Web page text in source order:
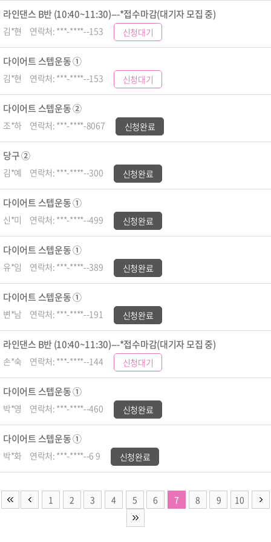
라인댄스 B반 (10:40~11:30)---*접수마감(대기자 모집 중)
김*현 연락처: ***-****--153 신청대기
다이어트 스텝운동 ①
김*현 연락처: ***-****--153 신청대기
다이어트 스텝운동 ②
조*하 연락처: ***-****-8067 신청완료
당구 ②
김*예 연락처: ***-****--300 신청완료
다이어트 스텝운동 ①
신*미 연락처: ***-****--499 신청완료
다이어트 스텝운동 ①
유*임 연락처: ***-****--389 신청완료
다이어트 스텝운동 ①
변*남 연락처: ***-****--191 신청완료
라인댄스 B반 (10:40~11:30)---*접수마감(대기자 모집 중)
손*숙 연락처: ***-****--144 신청대기
다이어트 스텝운동 ①
박*영 연락처: ***-****--460 신청완료
다이어트 스텝운동 ①
박*화 연락처: ***-****--6 9 신청완료
1 2 3 4 5 6 7 8 9 10